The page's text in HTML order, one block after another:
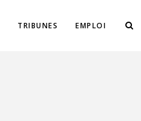
TRIBUNES EMPLOI